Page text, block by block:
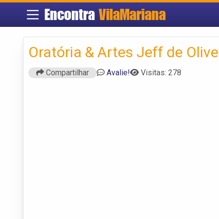
Encontra VilaMariana
Oratória & Artes Jeff de
Compartilhar Avalie! Visitas: 278